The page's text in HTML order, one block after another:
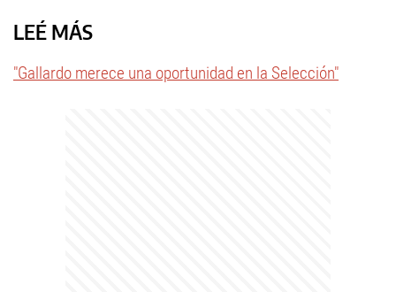
LEÉ MÁS
"Gallardo merece una oportunidad en la Selección"